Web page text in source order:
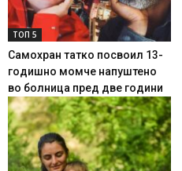
ТОП 5
Самохран татко посвоил 13-
годишно момче напуштено
во болница пред две години